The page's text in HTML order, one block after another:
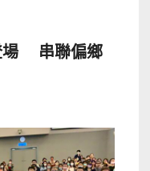
場 串聯偏鄉